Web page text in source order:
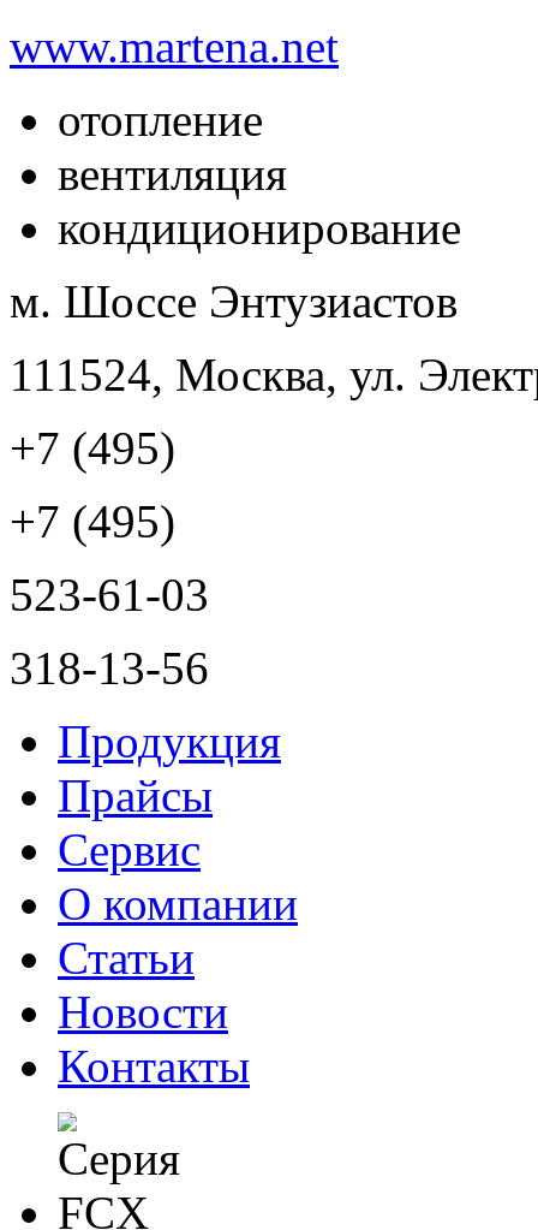
www.martena.net
отопление
вентиляция
кондиционирование
м. Шоссе Энтузиастов
111524, Москва, ул.
+7 (495)
+7 (495)
523-61-03
318-13-56
Продукция
Прайсы
Сервис
О компании
Статьи
Новости
Контакты